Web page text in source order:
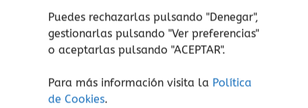
Puedes rechazarlas pulsando "Denegar",
gestionarlas pulsando "Ver preferencias"
o aceptarlas pulsando "ACEPTAR".
Para más información visita la Política
de Cookies.
Productos relacionados